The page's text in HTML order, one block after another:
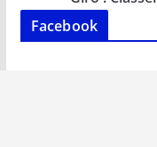
k
Facebook